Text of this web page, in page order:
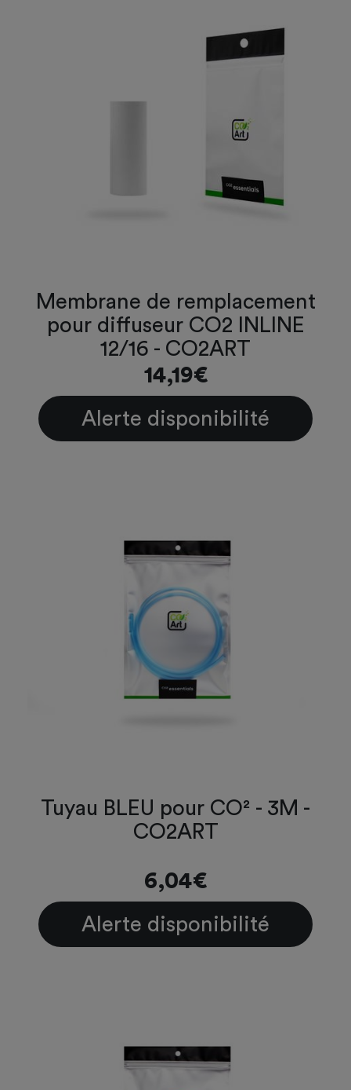
Membrane de remplacement
pour diffuseur CO2 INLINE
12/16 - CO2ART
14,19€
Alerte disponibilité
Tuyau BLEU pour CO² - 3M -
CO2ART
6,04€
Alerte disponibilité